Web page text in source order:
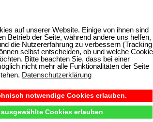
auf unserer Website. Einige von ihnen sind
Betrieb der Seite, während andere uns helfen,
die Nutzererfahrung zu verbessern (Tracking
selbst entscheiden, ob und welche
Bitte beachten Sie, dass bei einer
nicht mehr alle Funktionalitäten der Seite
Datenschutzerklärung
notwendige Cookies erlauben.
ausgewählte Cookies erlauben
Kleiderschrank
Übersichtdurch hochwertige